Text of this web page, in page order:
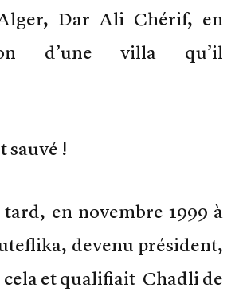
Dar Ali Chérif, en
d’une villa qu’il
sauvé !
en novembre 1999 à
devenu président,
et qualifiait Chadli de